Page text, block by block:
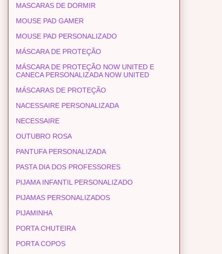
MASCARAS DE DORMIR
MOUSE PAD GAMER
MOUSE PAD PERSONALIZADO
MÁSCARA DE PROTEÇÃO
MÁSCARA DE PROTEÇÃO NOW UNITED E
CANECA PERSONALIZADA NOW UNITED
MÁSCARAS DE PROTEÇÃO
NACESSAIRE PERSONALIZADA
NECESSAIRE
OUTUBRO ROSA
PANTUFA PERSONALIZADA
PASTA DIA DOS PROFESSORES
PIJAMA INFANTIL PERSONALIZADO
PIJAMAS PERSONALIZADOS
PIJAMINHA
PORTA CHUTEIRA
PORTA COPOS